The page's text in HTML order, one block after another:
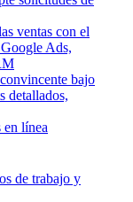
ventas con el
Ads,
bajo
detallados,
en línea
de trabajo y